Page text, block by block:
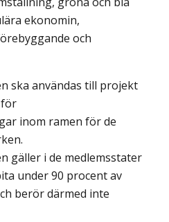
ekonomin,
och
ska användas till projekt
inom ramen för de
gäller i de medlemsstater
under 90 procent av
berör därmed inte